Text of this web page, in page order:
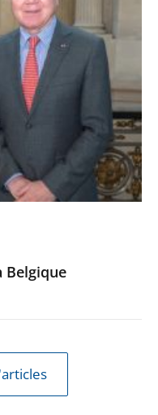
Belgique